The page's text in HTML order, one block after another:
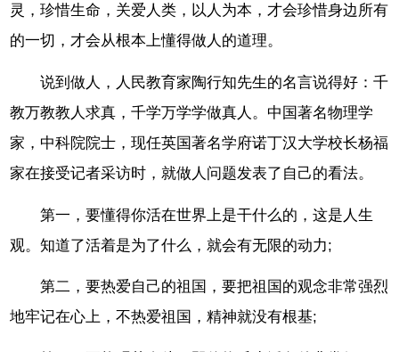
灵，珍惜生命，关爱人类，以人为本，才会珍惜身边所有
的一切，才会从根本上懂得做人的道理。
说到做人，人民教育家陶行知先生的名言说得好：千
教万教教人求真，千学万学学做真人。中国著名物理学
家，中科院院士，现任英国著名学府诺丁汉大学校长杨福
家在接受记者采访时，就做人问题发表了自己的看法。
第一，要懂得你活在世界上是干什么的，这是人生
观。知道了活着是为了什么，就会有无限的动力;
第二，要热爱自己的祖国，要把祖国的观念非常强烈
地牢记在心上，不热爱祖国，精神就没有根基;